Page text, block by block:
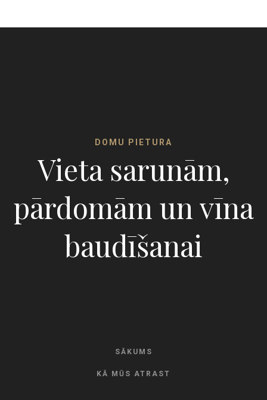
DOMU PIETURA
Vieta sarunām,
pārdomām un vīna
baudīšanai
SĀKUMS
KĀ MŪS ATRAST